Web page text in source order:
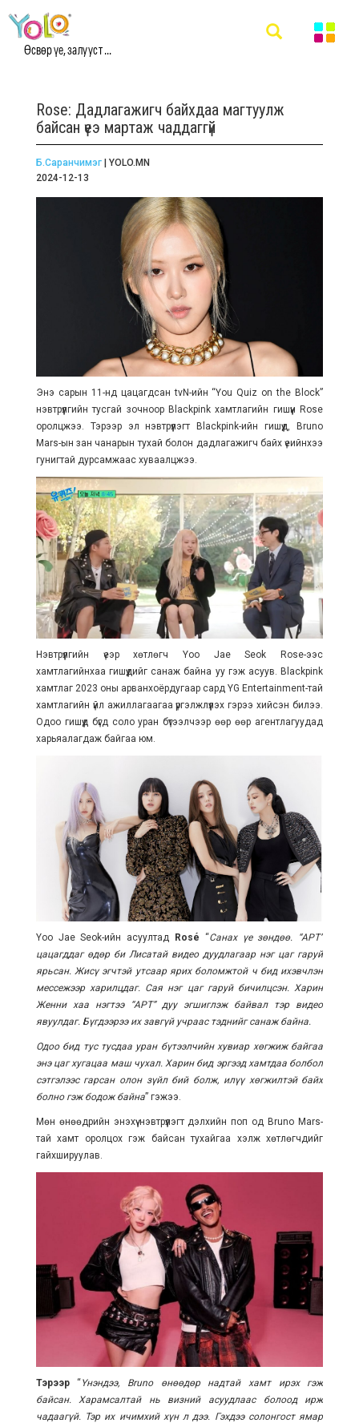
Өсвөр үе, залууст ...
Rose: Дадлагажигч байхдаа магтуулж
байсан үеэ мартаж чаддаггүй
Б.Саранчимэг| YOLO.MN
2024-12-13
Энэ сарын 11-нд цацагдсан tvN-ийн “You Quiz on the Block”
нэвтрүүлгийн тусгай зочноор Blackpink хамтлагийн гишүүн Rose
оролцжээ. Тэрээр эл нэвтрүүлэгт Blackpink-ийн гишүүд, Bruno
Mars-ын зан чанарын тухай болон дадлагажигч байх үеийнхээ
гунигтай дурсамжаас хуваалцжээ.
Нэвтрүүлгийн үеэр хөтлөгч Yoo Jae Seok Rose-ээс
хамтлагийнхаа гишүүдийг санаж байна уу гэж асуув. Blackpink
хамтлаг 2023 оны арванхоёрдугаар сард YG Entertainment-тай
хамтлагийн үйл ажиллагаагаа үргэлжлүүлэх гэрээ хийсэн билээ.
Одоо гишүүд бүгд соло уран бүтээлчээр өөр өөр агентлагуудад
харьяалагдаж байгаа юм.
Yoo Jae Seok-ийн асуултад Rosé “Санах үе зөндөө. “APT”
цацагддаг өдөр би Лисатай видео дуудлагаар нэг цаг гаруй
ярьсан. Жисү эгчтэй утсаар ярих боломжтой ч бид ихэвчлэн
мессежээр харилцдаг. Сая нэг цаг гаруй бичилцсэн. Харин
Женни хаа нэгтээ “APT” дуу эгшиглэж байвал тэр видео
явуулдаг. Бүгдээрээ их завгүй учраас тэднийг санаж байна.
Одоо бид тус тусдаа уран бүтээлчийн хувиар хөгжиж байгаа
энэ цаг хугацаа маш чухал. Харин бид эргээд хамтдаа болбол
сэтгэлээс гарсан олон зүйл бий болж, илүү хөгжилтэй байх
болно гэж бодож байна” гэжээ.
Мөн өнөөдрийн энэхүү нэвтрүүлэгт дэлхийн поп од Bruno Mars-
тай хамт оролцох гэж байсан тухайгаа хэлж хөтлөгчдийг
гайхшируулав.
Тэрээр“Үнэндээ, Bruno өнөөдөр надтай хамт ирэх гэж
байсан. Харамсалтай нь визний асуудлаас болоод ирж
чадаагүй. Тэр их ичимхий хүн л дээ. Гэхдээ солонгост ямар